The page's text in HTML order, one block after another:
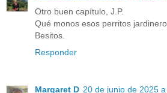
Otro buen capítulo, J.P.
Qué monos esos perritos
Besitos.
Responder
Margaret D 20 de junio de 2025 a